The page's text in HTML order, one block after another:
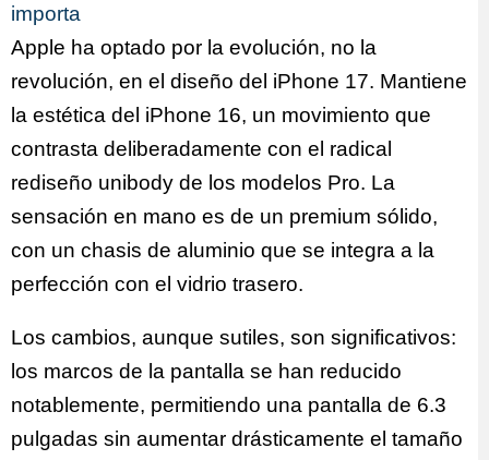
importa
Apple ha optado por la evolución, no la
revolución, en el diseño del iPhone 17. Mantiene
la estética del iPhone 16, un movimiento que
contrasta deliberadamente con el radical
rediseño unibody de los modelos Pro. La
sensación en mano es de un premium sólido,
con un chasis de aluminio que se integra a la
perfección con el vidrio trasero.
Los cambios, aunque sutiles, son significativos:
los marcos de la pantalla se han reducido
notablemente, permitiendo una pantalla de 6.3
pulgadas sin aumentar drásticamente el tamaño